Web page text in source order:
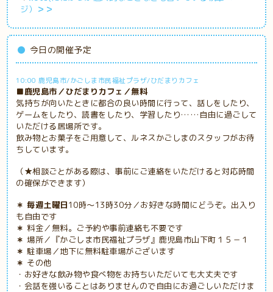
ジ）
＞＞
今日の開催予定
10:00 鹿児島市/かごしま市民福祉プラザ/ひだまりカフェ
■鹿児島市／ひだまりカフェ／無料
気持ちが向いたときに都合の良い時間に行って、話しをしたり、
ゲームをしたり、読書をしたり、学習したり……自由に過ごして
いただける居場所です。
飲み物とお菓子をご用意して、ルネスかごしまのスタッフがお待
ちしています。
（★相談ごとがある際は、事前にご連絡をいただけると対応時間
の確保ができます）
＊ 毎週土曜日10時～13時30分／お好きな時間にどうぞ。出入り
も自由です
＊ 料金／無料。ご予約や事前連絡も不要です
＊ 場所／『かごしま市民福祉プラザ』鹿児島市山下町１５－１
＊ 駐車場／地下に無料駐車場がございます
＊ その他
・お好きな飲み物や食べ物をお持ちいただいても大丈夫です
・会話を強いることはありませんので自由にお過ごしいただけま